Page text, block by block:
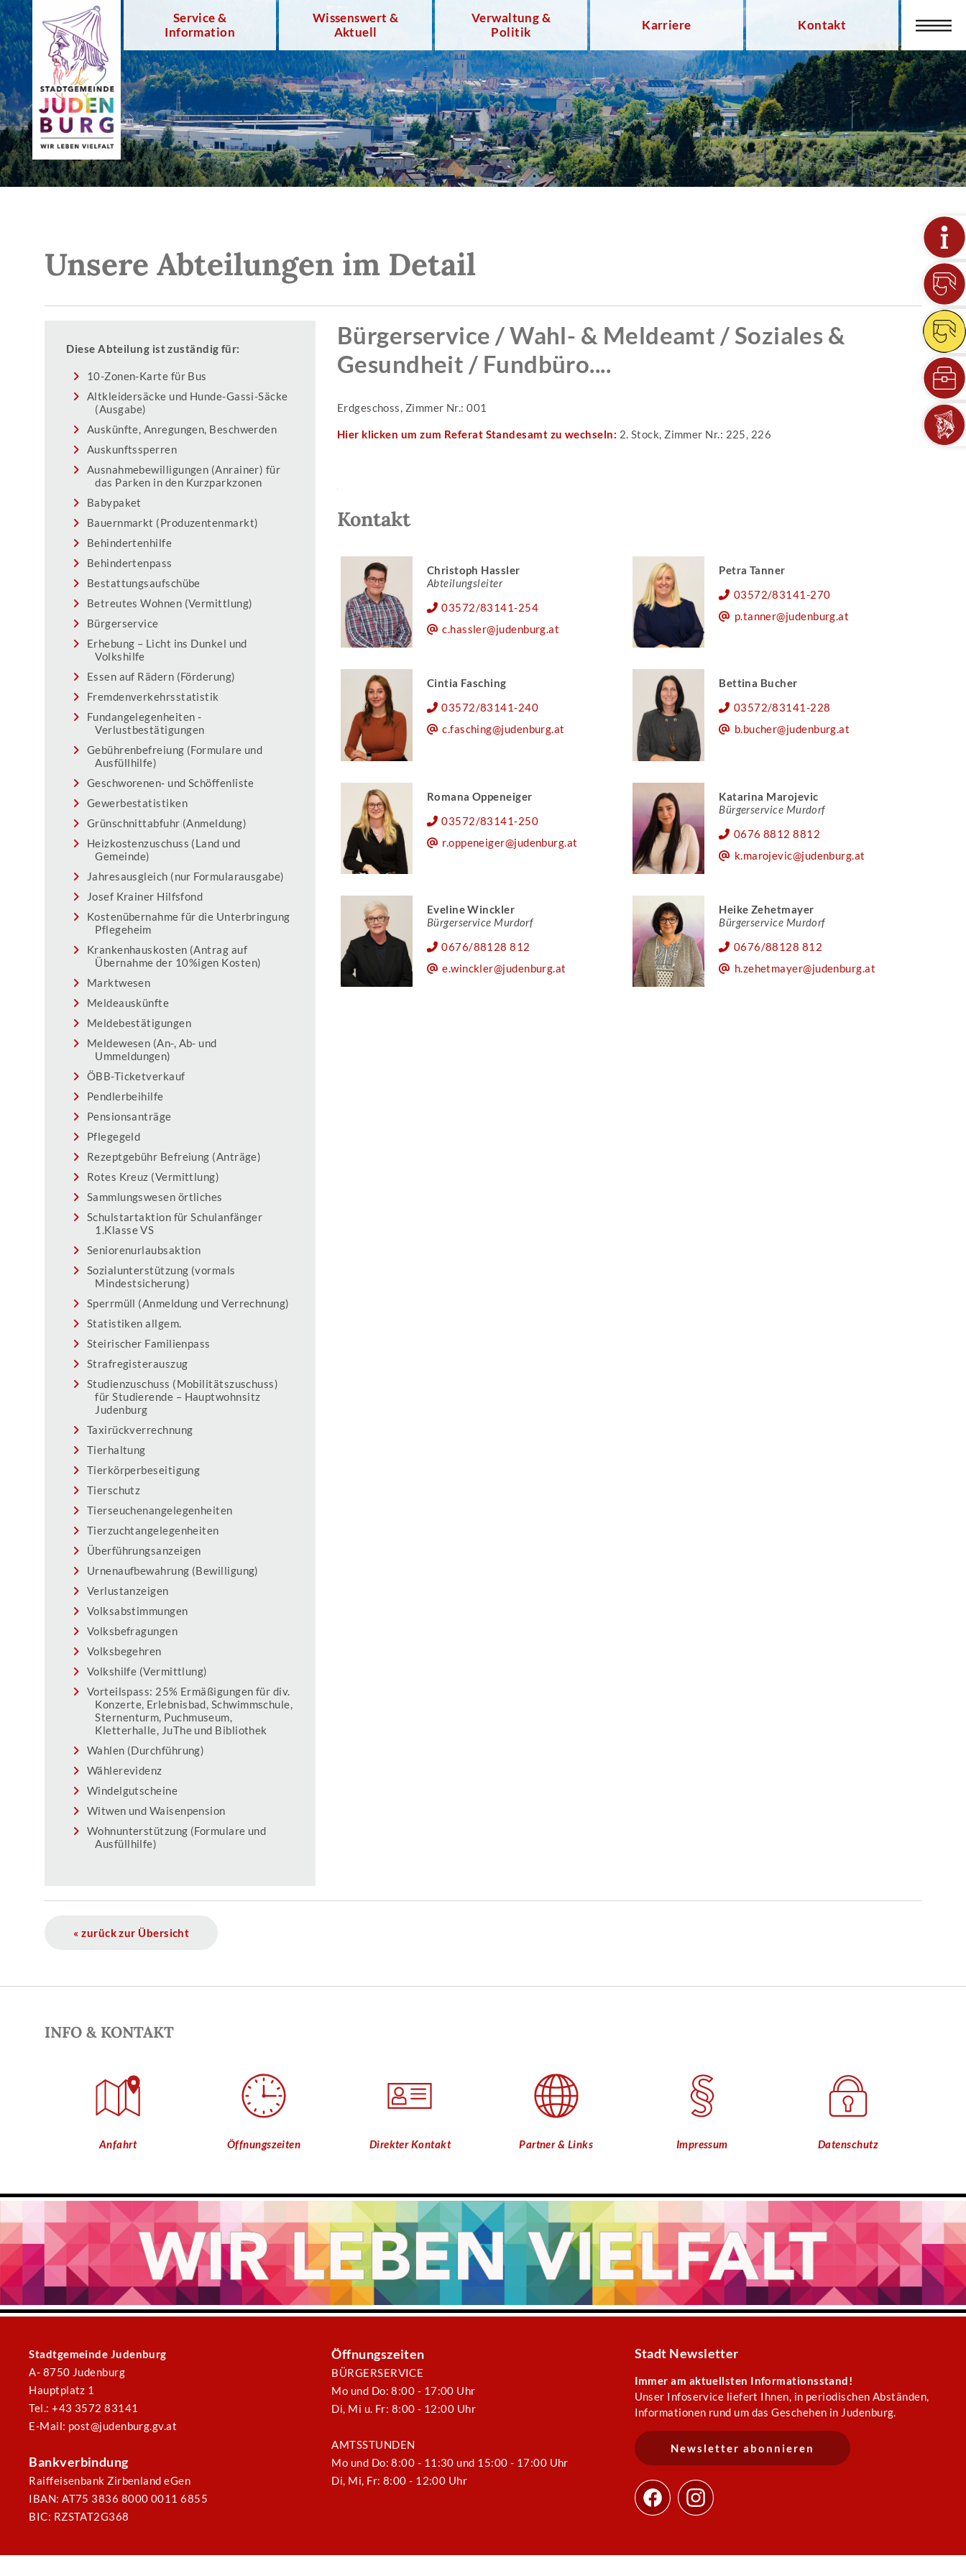
Service &
Information
Wissenswert &
Aktuell
Verwaltung &
Politik
Karriere Kontakt
Unsere Abteilungen im Detail
Bürgerservice / Wahl- & Meldeamt / Soziales &
Gesundheit / Fundbüro....
Erdgeschoss, Zimmer Nr.: 001
Hier klicken um zum Referat Standesamt zu wechseln: 2. Stock, Zimmer Nr.: 225, 226
Kontakt
Christoph Hassler
Abteilungsleiter
03572/83141-254
c.hassler@judenburg.at
Petra Tanner
03572/83141-270
p.tanner@judenburg.at
Cintia Fasching
03572/83141-240
c.fasching@judenburg.at
Bettina Bucher
03572/83141-228
b.bucher@judenburg.at
Romana Oppeneiger
03572/83141-250
r.oppeneiger@judenburg.at
Katarina Marojevic
Bürgerservice Murdorf
0676 8812 8812
k.marojevic@judenburg.at
Eveline Winckler
Bürgerservice Murdorf
0676/88128 812
e.winckler@judenburg.at
Heike Zehetmayer
Bürgerservice Murdorf
0676/88128 812
h.zehetmayer@judenburg.at
Diese Abteilung ist zuständig für:
10-Zonen-Karte für Bus
Altkleidersäcke und Hunde-Gassi-Säcke
(Ausgabe)
Auskünfte, Anregungen, Beschwerden
Auskunftssperren
Ausnahmebewilligungen (Anrainer) für
das Parken in den Kurzparkzonen
Babypaket
Bauernmarkt (Produzentenmarkt)
Behindertenhilfe
Behindertenpass
Bestattungsaufschübe
Betreutes Wohnen (Vermittlung)
Bürgerservice
Erhebung – Licht ins Dunkel und
Volkshilfe
Essen auf Rädern (Förderung)
Fremdenverkehrsstatistik
Fundangelegenheiten -
Verlustbestätigungen
Gebührenbefreiung (Formulare und
Ausfüllhilfe)
Geschworenen- und Schöffenliste
Gewerbestatistiken
Grünschnittabfuhr (Anmeldung)
Heizkostenzuschuss (Land und
Gemeinde)
Jahresausgleich (nur Formularausgabe)
Josef Krainer Hilfsfond
Kostenübernahme für die Unterbringung
Pflegeheim
Krankenhauskosten (Antrag auf
Übernahme der 10%igen Kosten)
Marktwesen
Meldeauskünfte
Meldebestätigungen
Meldewesen (An-, Ab- und
Ummeldungen)
ÖBB-Ticketverkauf
Pendlerbeihilfe
Pensionsanträge
Pflegegeld
Rezeptgebühr Befreiung (Anträge)
Rotes Kreuz (Vermittlung)
Sammlungswesen örtliches
Schulstartaktion für Schulanfänger
1.Klasse VS
Seniorenurlaubsaktion
Sozialunterstützung (vormals
Mindestsicherung)
Sperrmüll (Anmeldung und Verrechnung)
Statistiken allgem.
Steirischer Familienpass
Strafregisterauszug
Studienzuschuss (Mobilitätszuschuss)
für Studierende – Hauptwohnsitz
Judenburg
Taxirückverrechnung
Tierhaltung
Tierkörperbeseitigung
Tierschutz
Tierseuchenangelegenheiten
Tierzuchtangelegenheiten
Überführungsanzeigen
Urnenaufbewahrung (Bewilligung)
Verlustanzeigen
Volksabstimmungen
Volksbefragungen
Volksbegehren
Volkshilfe (Vermittlung)
Vorteilspass: 25% Ermäßigungen für div.
Konzerte, Erlebnisbad, Schwimmschule,
Sternenturm, Puchmuseum,
Kletterhalle, JuThe und Bibliothek
Wahlen (Durchführung)
Wählerevidenz
Windelgutscheine
Witwen und Waisenpension
Wohnunterstützung (Formulare und
Ausfüllhilfe)
« zurück zur Übersicht
INFO & KONTAKT
Anfahrt Öffnungszeiten Direkter Kontakt Partner & Links Impressum Datenschutz
Stadtgemeinde Judenburg
A- 8750 Judenburg
Hauptplatz 1
Tel.: +43 3572 83141
E-Mail: post@judenburg.gv.at
Bankverbindung
Raiffeisenbank Zirbenland eGen
IBAN: AT75 3836 8000 0011 6855
BIC: RZSTAT2G368
Öffnungszeiten
BÜRGERSERVICE
Mo und Do: 8:00 - 17:00 Uhr
Di, Mi u. Fr: 8:00 - 12:00 Uhr
AMTSSTUNDEN
Mo und Do: 8:00 - 11:30 und 15:00 - 17:00 Uhr
Di, Mi, Fr: 8:00 - 12:00 Uhr
Stadt Newsletter
Immer am aktuellsten Informationsstand!
Unser Infoservice liefert Ihnen, in periodischen Abständen,
Informationen rund um das Geschehen in Judenburg.
Newsletter abonnieren